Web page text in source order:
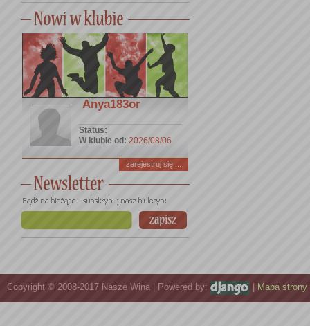
Anya183or
Status:
W klubie od: 2026/08/06
zarejestruj się ...
Copyright © 2008-2017 Nasze Wina | Powered by: Mapa strony